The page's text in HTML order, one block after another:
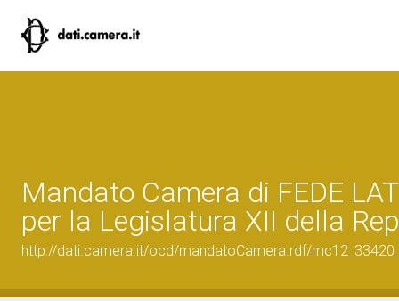
Mandato Camera di FEDE
per la Legislatura XII della
http://dati.camera.it/ocd/mandatoCamera.rdf/